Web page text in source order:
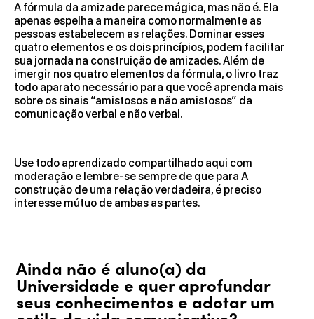
A fórmula da amizade parece mágica, mas não é. Ela
apenas espelha a maneira como normalmente as
pessoas estabelecem as relações. Dominar esses
quatro elementos e os dois princípios, podem facilitar
sua jornada na construição de amizades. Além de
imergir nos quatro elementos da fórmula, o livro traz
todo aparato necessário para que você aprenda mais
sobre os sinais “amistosos e não amistosos” da
comunicação verbal e não verbal.
Use todo aprendizado compartilhado aqui com
moderação e lembre-se sempre de que para A
construção de uma relação verdadeira, é preciso
interesse mútuo de ambas as partes.
Ainda não é aluno(a) da
Universidade e quer aprofundar
seus conhecimentos e adotar um